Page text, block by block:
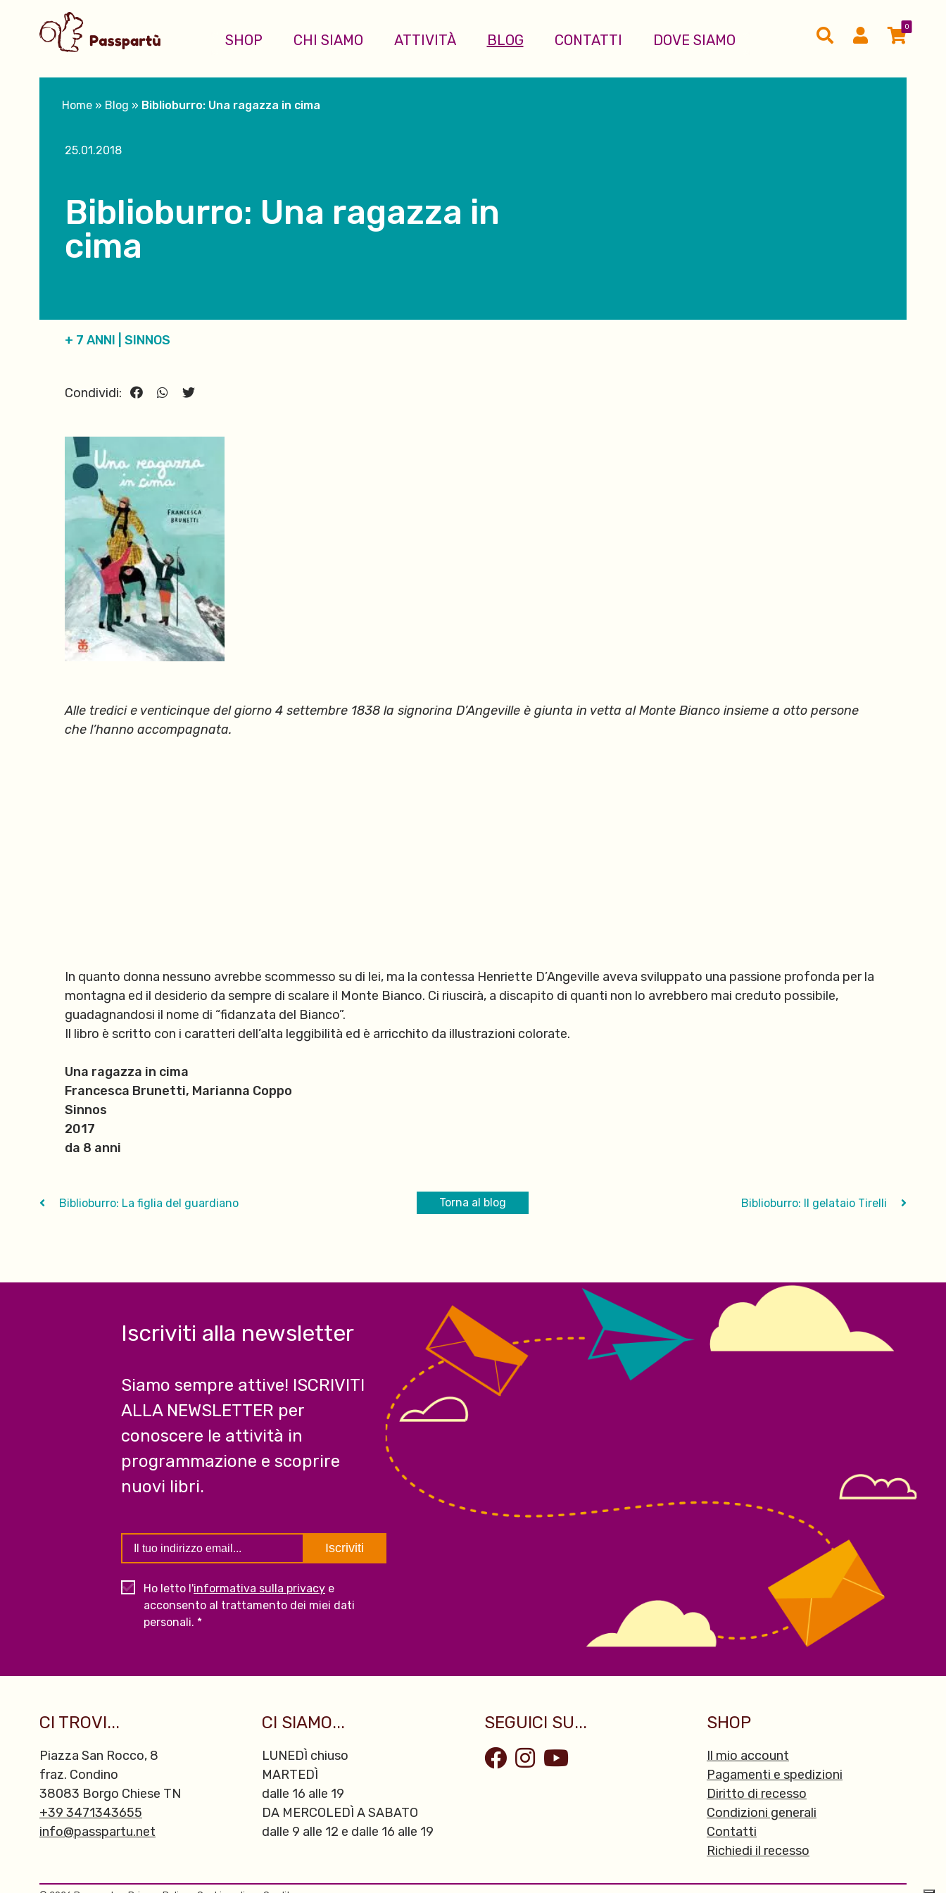
SHOP CHI SIAMO ATTIVITÀ BLOG CONTATTI DOVE SIAMO
0
Home » Blog » Biblioburro: Una ragazza in cima
25.01.2018
Biblioburro: Una ragazza in
cima
+ 7 ANNI SINNOS
Condividi:
Alle tredici e venticinque del giorno 4 settembre 1838 la signorina D’Angeville è giunta in vetta al Monte Bianco insieme a otto persone
che l’hanno accompagnata.
In quanto donna nessuno avrebbe scommesso su di lei, ma la contessa Henriette D’Angeville aveva sviluppato una passione profonda per la
montagna ed il desiderio da sempre di scalare il Monte Bianco. Ci riuscirà, a discapito di quanti non lo avrebbero mai creduto possibile,
guadagnandosi il nome di “fidanzata del Bianco”.
Il libro è scritto con i caratteri dell’alta leggibilità ed è arricchito da illustrazioni colorate.
Una ragazza in cima
Francesca Brunetti, Marianna Coppo
Sinnos
2017
da 8 anni
Biblioburro: La figlia del guardiano Torna al blog Biblioburro: Il gelataio Tirelli
Iscriviti alla newsletter
Siamo sempre attive! ISCRIVITI
ALLA NEWSLETTER per
conoscere le attività in
programmazione e scoprire
nuovi libri.
Ho letto l'informativa sulla privacy e
acconsento al trattamento dei miei dati
personali. *
CI TROVI...
Piazza San Rocco, 8
fraz. Condino
38083 Borgo Chiese TN
+39 3471343655
info@passpartu.net
CI SIAMO...
LUNEDÌ chiuso
MARTEDÌ
dalle 16 alle 19
DA MERCOLEDÌ A SABATO
dalle 9 alle 12 e dalle 16 alle 19
SEGUICI SU... SHOP
Il mio account
Pagamenti e spedizioni
Diritto di recesso
Condizioni generali
Contatti
Richiedi il recesso